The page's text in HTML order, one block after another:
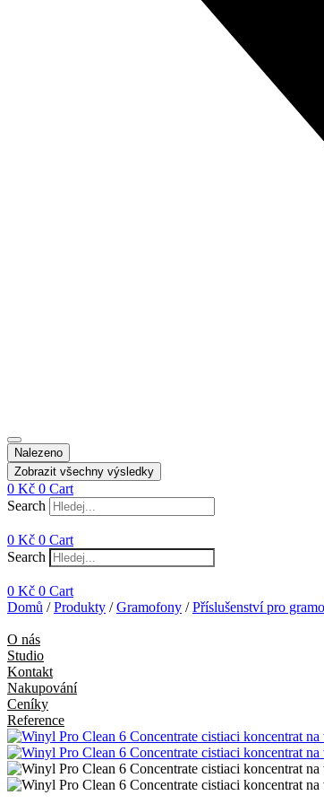
Nalezeno
Zobrazit všechny výsledky
0 Kč 0 Cart
Search
0 Kč 0 Cart
Search
0 Kč 0 Cart
Domů /Produkty /Gramofony /Příslušenství pro
O nás
Studio
Kontakt
Nakupování
Ceníky
Reference